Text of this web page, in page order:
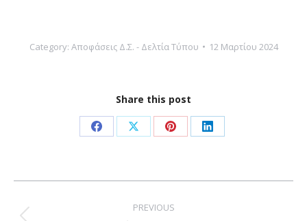
Category: Αποφάσεις Δ.Σ. - Δελτία Τύπου 12 Μαρτίου 2024
Share this post
Share
Facebook
Share
X
Share
Pinterest
Share
LinkedIn
navigation
PREVIOUS